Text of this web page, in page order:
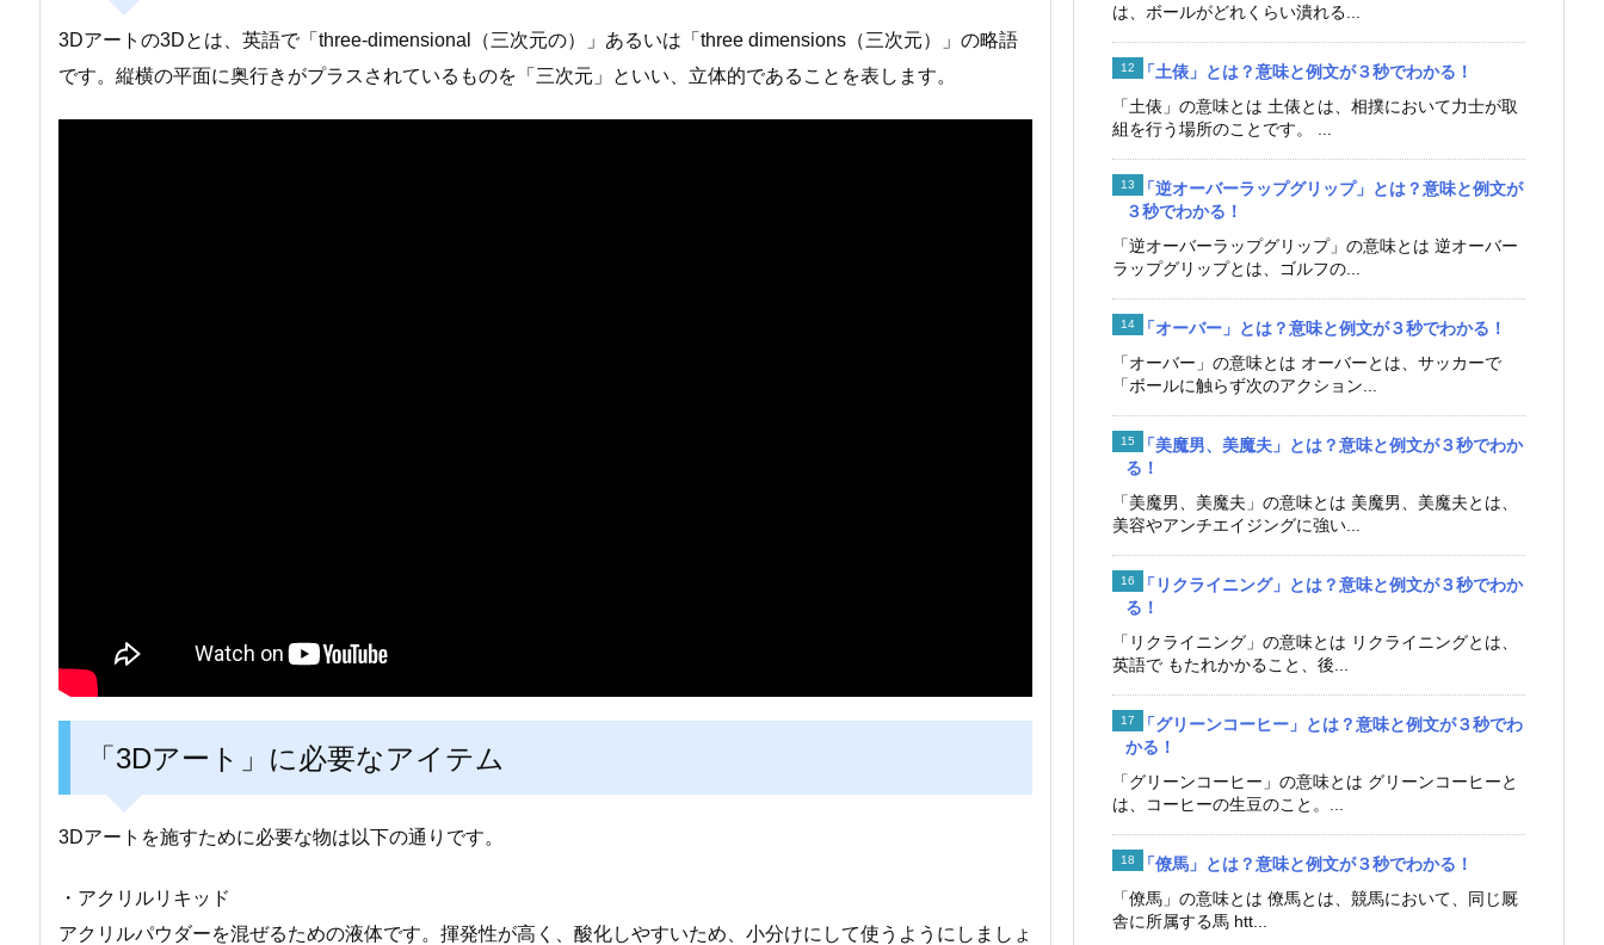
3Dアートの3Dとは、英語で「three-dimensional（三次元の）」あるいは「three dimensions（三次元）」の略語
です。縦横の平面に奥行きがプラスされているものを「三次元」といい、立体的であることを表します。
「3Dアート」に必要なアイテム
3Dアートを施すために必要な物は以下の通りです。
・アクリルリキッド
アクリルパウダーを混ぜるための液体です。揮発性が高く、酸化しやすいため、小分けにして使うようにしましょ
は、ボールがどれくらい潰れる...
「土俵」とは？意味と例文が３秒でわかる！
「土俵」の意味とは 土俵とは、相撲において力士が取
組を行う場所のことです。 ...
「逆オーバーラップグリップ」とは？意味と例文が
３秒でわかる！
「逆オーバーラップグリップ」の意味とは 逆オーバー
ラップグリップとは、ゴルフの...
「オーバー」とは？意味と例文が３秒でわかる！
「オーバー」の意味とは オーバーとは、サッカーで
「ボールに触らず次のアクション...
「美魔男、美魔夫」とは？意味と例文が３秒でわか
る！
「美魔男、美魔夫」の意味とは 美魔男、美魔夫とは、
美容やアンチエイジングに強い...
「リクライニング」とは？意味と例文が３秒でわか
る！
「リクライニング」の意味とは リクライニングとは、
英語で もたれかかること、後...
「グリーンコーヒー」とは？意味と例文が３秒でわ
かる！
「グリーンコーヒー」の意味とは グリーンコーヒーと
は、コーヒーの生豆のこと。...
「僚馬」とは？意味と例文が３秒でわかる！
「僚馬」の意味とは 僚馬とは、競馬において、同じ厩
舎に所属する馬 htt...